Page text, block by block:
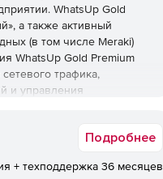
WhatsUp Gold
а также активный
(в том числе Meraki)
WhatsUp Gold Premium
трафика,
и управления
сети в режиме онлайн.
Подробнее
+ техподдержка 36 месяцев